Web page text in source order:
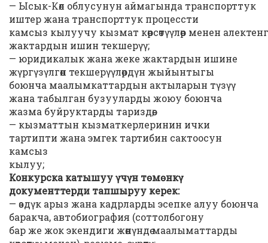
— Ысык-Көл облусунун аймагында транспорттук
иштер жана транспорттук процессти
камсыз кылуучу кызмат көрсөтүүлөр менен
жактардын ишин текшерүү;
— юридикалык жана жеке жактардын ишине
жүргүзүлгөн текшерүүлөрдүн жыйынтыгы
боюнча маалымкаттардын актыларын түзүү
жана табылган бузууларды жоюу боюнча
жазма буйруктарды тариздөө;
— кызматтын кызматкерлеринин ички
тартипти жана эмгек тартибин сактоосун
камсыз
кылуу;
Конкурска катышуу үчүн төмөнкү
документтерди тапшыруу керек:
— өздүк арыз жана кадрларды эсепке алуу боюнча
баракча, автобиография (соттолбогону
бар же жок экендиги жөнүндө маалыматтарды